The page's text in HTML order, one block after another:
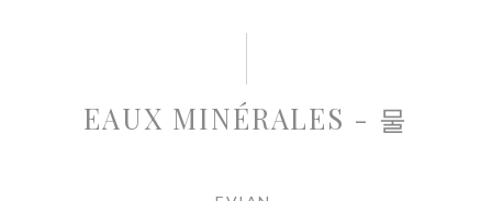
EAUX MINÉRALES - 물